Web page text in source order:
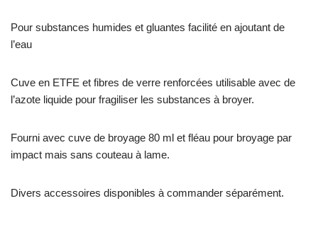
Pour substances humides et gluantes facilité en ajoutant de
l’eau
Cuve en ETFE et fibres de verre renforcées utilisable avec de
l’azote liquide pour fragiliser les substances à broyer.
Fourni avec cuve de broyage 80 ml et fléau pour broyage par
impact mais sans couteau à lame.
Divers accessoires disponibles à commander séparément.